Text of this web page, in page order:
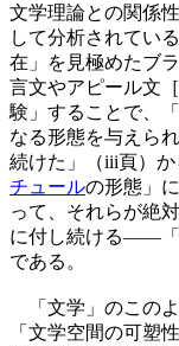
文学理論との関係
して分析されてい
在」を見極めたブ
言文やアピール文
験」することで、
なる形態を与えら
続けた」（iii頁）
チュールの形態」
って、それらが絶
に付し続ける――「
である。
「文学」のこの
「文学空間の可塑